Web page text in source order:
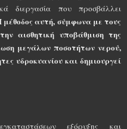
διεργασία που προσβάλλει
μέθοδος αυτή, σύμφωνα με τους
αισθητική υποβάθμιση της
μεγάλων ποσοτήτων νερού,
υδροκυανίου και δημιουργεί
εξόρυξης και